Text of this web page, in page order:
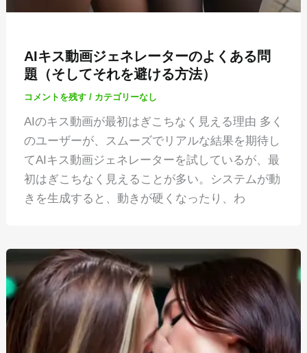
AIキス動画ジェネレーターのよくある問
題（そしてそれを避ける方法）
コメントを残す / カテゴリーなし
AIのキス動画が最初はぎこちなく見える理由 多く
のユーザーが、スムーズでリアルな結果を期待し
てAIキス動画ジェネレーターを試しているが、最
初はぎこちなく見えることが多い。システムが動
きを生成すると、動きが硬くなったり、わ